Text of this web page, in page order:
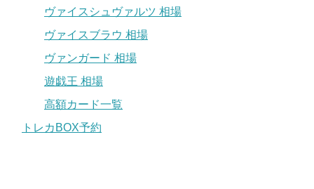
ヴァイスシュヴァルツ 相場
ヴァイスブラウ 相場
ヴァンガード 相場
遊戯王 相場
高額カード一覧
トレカBOX予約